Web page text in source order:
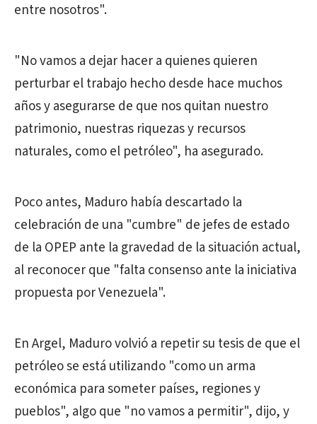
entre nosotros".
"No vamos a dejar hacer a quienes quieren
perturbar el trabajo hecho desde hace muchos
años y asegurarse de que nos quitan nuestro
patrimonio, nuestras riquezas y recursos
naturales, como el petróleo", ha asegurado.
Poco antes, Maduro había descartado la
celebración de una "cumbre" de jefes de estado
de la OPEP ante la gravedad de la situación actual,
al reconocer que "falta consenso ante la iniciativa
propuesta por Venezuela".
En Argel, Maduro volvió a repetir su tesis de que el
petróleo se está utilizando "como un arma
económica para someter países, regiones y
pueblos", algo que "no vamos a permitir", dijo, y